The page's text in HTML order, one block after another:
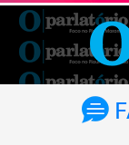
o tribunal deve ser
ainda não presidiu
Roberto Barroso,
cumprimentar
tem sorte de ter o
“Considero,